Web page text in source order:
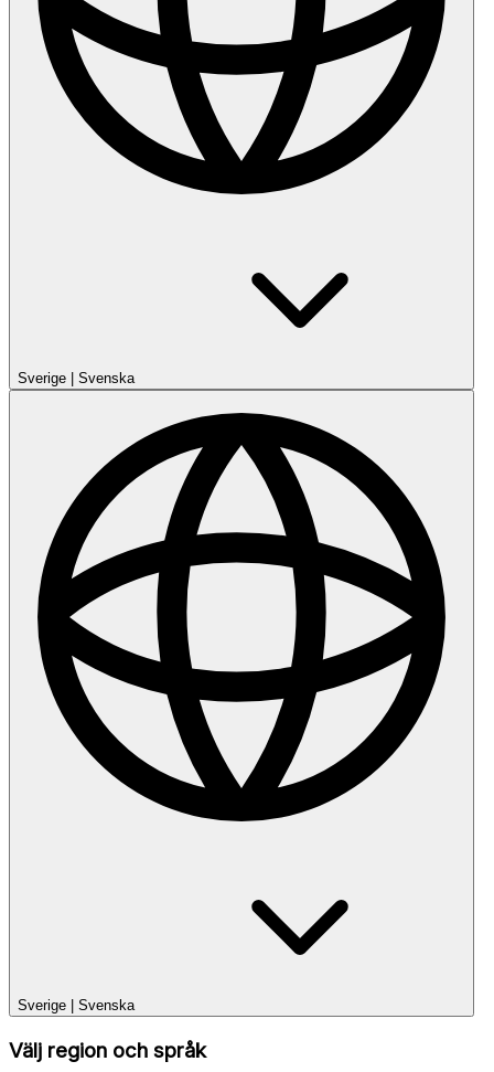
Sverige Svenska
Sverige Svenska
Välj region och språk